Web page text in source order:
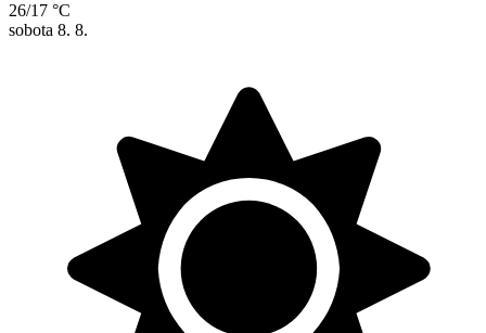
26/17 °C
sobota 8. 8.